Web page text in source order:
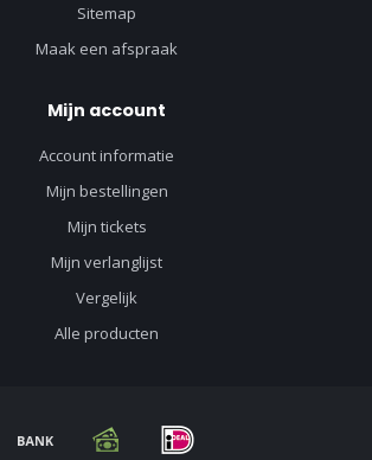
Sitemap
Maak een afspraak
Mijn account
Account informatie
Mijn bestellingen
Mijn tickets
Mijn verlanglijst
Vergelijk
Alle producten